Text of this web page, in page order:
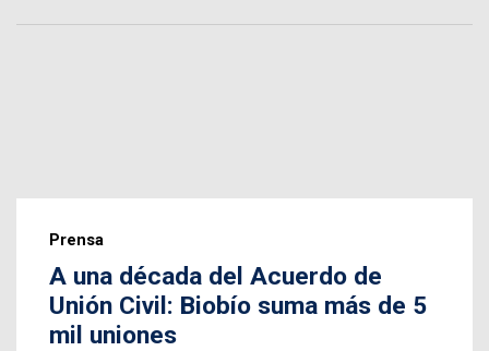
Prensa
A una década del Acuerdo de
Unión Civil: Biobío suma más de 5
mil uniones